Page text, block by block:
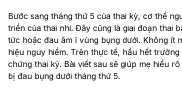
Bước sang tháng thứ 5 của thai kỳ, cơ thể
triển của thai nhi. Đây cũng là giai đoạn thai
tức hoặc đau âm ỉ vùng bụng dưới. Không ít
hiệu nguy hiểm. Trên thực tế, hầu hết
chứng thai kỳ. Bài viết sau sẽ giúp mẹ hiểu
bị đau bụng dưới tháng thứ 5.